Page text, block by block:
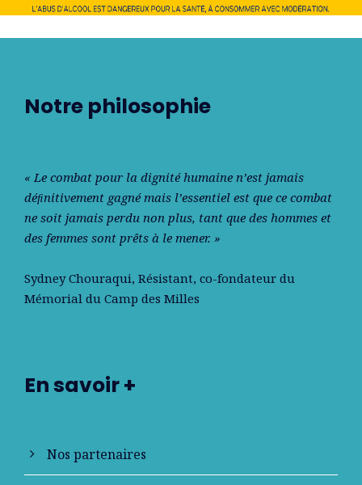
Notre philosophie
« Le combat pour la dignité humaine n’est jamais
déﬁnitivement gagné mais l’essentiel est que ce combat
ne soit jamais perdu non plus, tant que des hommes et
des femmes sont prêts à le mener. »
Sydney Chouraqui, Résistant, co-fondateur du
Mémorial du Camp des Milles
En savoir +
Nos partenaires